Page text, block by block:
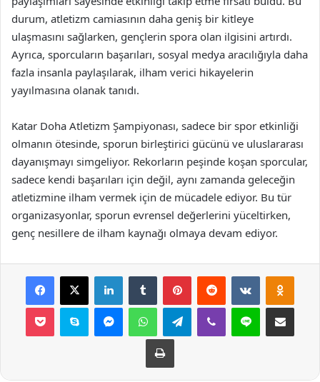
durum, atletizm camiasının daha geniş bir kitleye
ulaşmasını sağlarken, gençlerin spora olan ilgisini artırdı.
Ayrıca, sporcuların başarıları, sosyal medya aracılığıyla daha
fazla insanla paylaşılarak, ilham verici hikayelerin
yayılmasına olanak tanıdı.
Katar Doha Atletizm Şampiyonası, sadece bir spor etkinliği
olmanın ötesinde, sporun birleştirici gücünü ve uluslararası
dayanışmayı simgeliyor. Rekorların peşinde koşan sporcular,
sadece kendi başarıları için değil, aynı zamanda geleceğin
atletizmine ilham vermek için de mücadele ediyor. Bu tür
organizasyonlar, sporun evrensel değerlerini yüceltirken,
genç nesillere de ilham kaynağı olmaya devam ediyor.
Facebook
X LinkedInTumblr PinterestReddit VKontakte
Pocket Skype MessengerWhatsAppTelegramViber Line E-Posta ile
Yazdır